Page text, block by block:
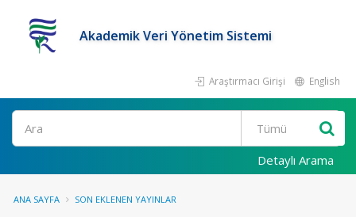
Akademik Veri Yönetim Sistemi
Araştırmacı Girişi English
Ara
Detaylı Arama
ANA SAYFA SON EKLENEN YAYINLAR